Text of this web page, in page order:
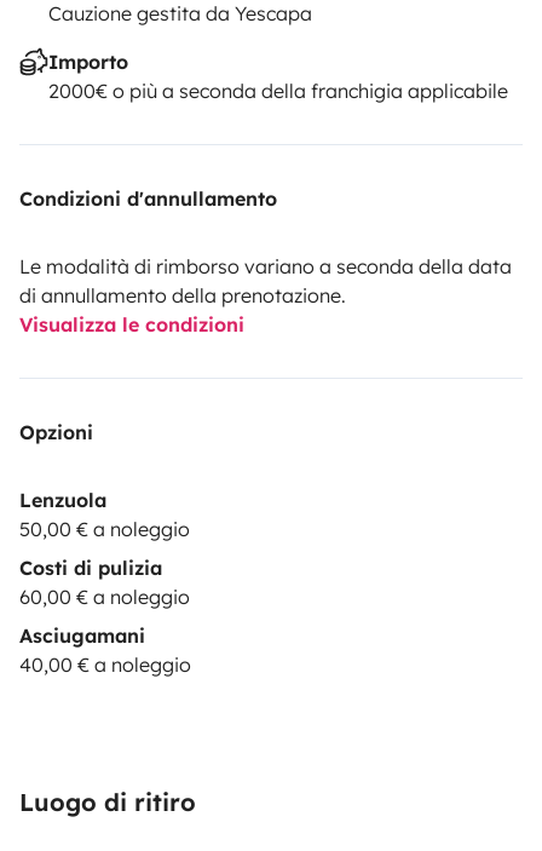
Cauzione gestita da Yescapa
Importo
2000€ o più a seconda della franchigia applicabile
Condizioni d'annullamento
Le modalità di rimborso variano a seconda della data
di annullamento della prenotazione.
Visualizza le condizioni
Opzioni
Lenzuola
50,00 € a noleggio
Costi di pulizia
60,00 € a noleggio
Asciugamani
40,00 € a noleggio
Luogo di ritiro